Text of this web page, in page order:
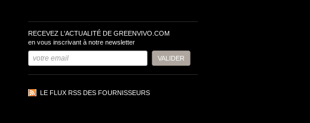
RECEVEZ L'ACTUALITÉ DE GREENVIVO.COM
en vous inscrivant à notre newsletter
LE FLUX RSS DES FOURNISSEURS